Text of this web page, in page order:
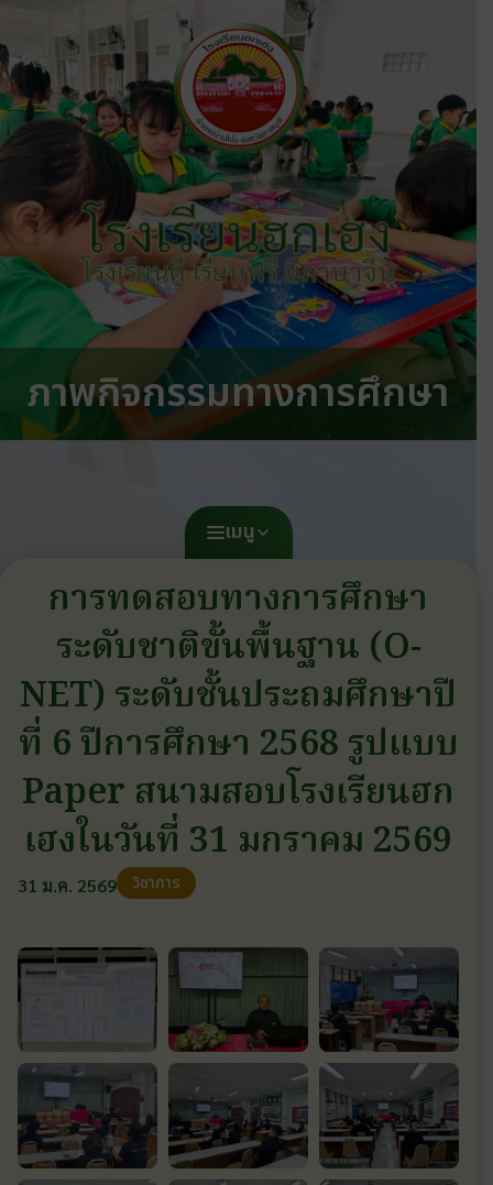
โรงเรียนฮกเฮง
โรงเรียนดี เรียนฟรี มีภาษาจีน
ภาพกิจกรรมทางการศึกษา
เมนู
การทดสอบทางการศึกษา
ระดับชาติขั้นพื้นฐาน (O-
NET) ระดับชั้นประถมศึกษาปี
ที่ 6 ปีการศึกษา 2568 รูปแบบ
Paper สนามสอบโรงเรียนฮก
เฮงในวันที่ 31 มกราคม 2569
31 ม.ค. 2569 วิชาการ